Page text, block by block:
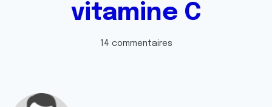
vitamine C
14 commentaires